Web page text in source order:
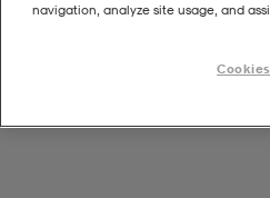
W
navigation, analyze site usage, and